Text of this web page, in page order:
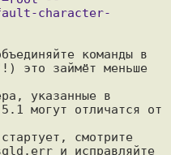
character-
команды в
это займёт меньше
указанные в
могут отличатся от
смотрите
и исправляйте